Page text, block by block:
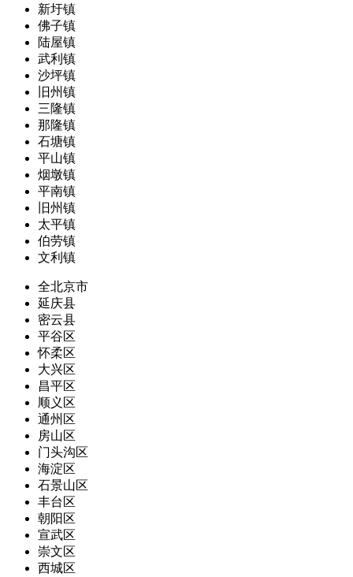
新圩镇
佛子镇
陆屋镇
武利镇
沙坪镇
旧州镇
三隆镇
那隆镇
石塘镇
平山镇
烟墩镇
平南镇
旧州镇
太平镇
伯劳镇
文利镇
全北京市
延庆县
密云县
平谷区
怀柔区
大兴区
昌平区
顺义区
通州区
房山区
门头沟区
海淀区
石景山区
丰台区
朝阳区
宣武区
崇文区
西城区